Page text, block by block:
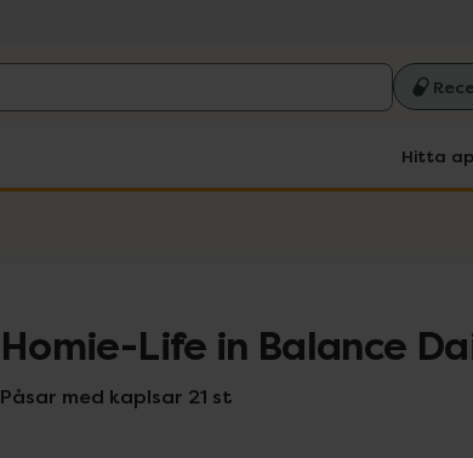
Hitta
Homie-Life in Balance
Påsar med kaplsar 21 st